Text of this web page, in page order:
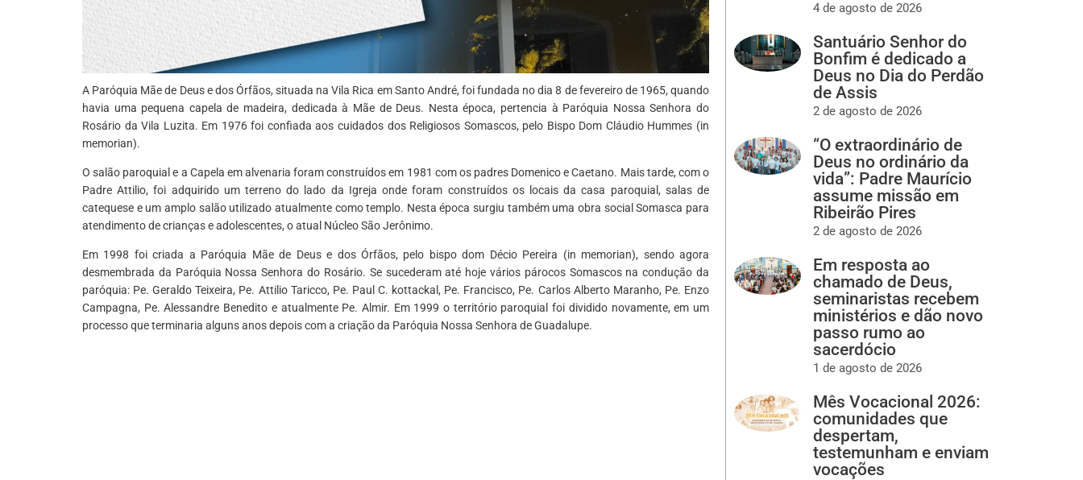
A Paróquia Mãe de Deus e dos Órfãos, situada na Vila Rica em Santo André, foi fundada no dia 8 de fevereiro de 1965, quando
havia uma pequena capela de madeira, dedicada à Mãe de Deus. Nesta época, pertencia à Paróquia Nossa Senhora do
Rosário da Vila Luzita. Em 1976 foi confiada aos cuidados dos Religiosos Somascos, pelo Bispo Dom Cláudio Hummes (in
memorian).
O salão paroquial e a Capela em alvenaria foram construídos em 1981 com os padres Domenico e Caetano. Mais tarde, com o
Padre Attilio, foi adquirido um terreno do lado da Igreja onde foram construídos os locais da casa paroquial, salas de
catequese e um amplo salão utilizado atualmente como templo. Nesta época surgiu também uma obra social Somasca para
atendimento de crianças e adolescentes, o atual Núcleo São Jerônimo.
Em 1998 foi criada a Paróquia Mãe de Deus e dos Órfãos, pelo bispo dom Décio Pereira (in memorian), sendo agora
desmembrada da Paróquia Nossa Senhora do Rosário. Se sucederam até hoje vários párocos Somascos na condução da
paróquia: Pe. Geraldo Teixeira, Pe. Attilio Taricco, Pe. Paul C. kottackal, Pe. Francisco, Pe. Carlos Alberto Maranho, Pe. Enzo
Campagna, Pe. Alessandre Benedito e atualmente Pe. Almir. Em 1999 o território paroquial foi dividido novamente, em um
processo que terminaria alguns anos depois com a criação da Paróquia Nossa Senhora de Guadalupe.
4 de agosto de 2026
Santuário Senhor do
Bonfim é dedicado a
Deus no Dia do Perdão
de Assis
2 de agosto de 2026
“O extraordinário de
Deus no ordinário da
vida”: Padre Maurício
assume missão em
Ribeirão Pires
2 de agosto de 2026
Em resposta ao
chamado de Deus,
seminaristas recebem
ministérios e dão novo
passo rumo ao
sacerdócio
1 de agosto de 2026
Mês Vocacional 2026:
comunidades que
despertam,
testemunham e enviam
vocações